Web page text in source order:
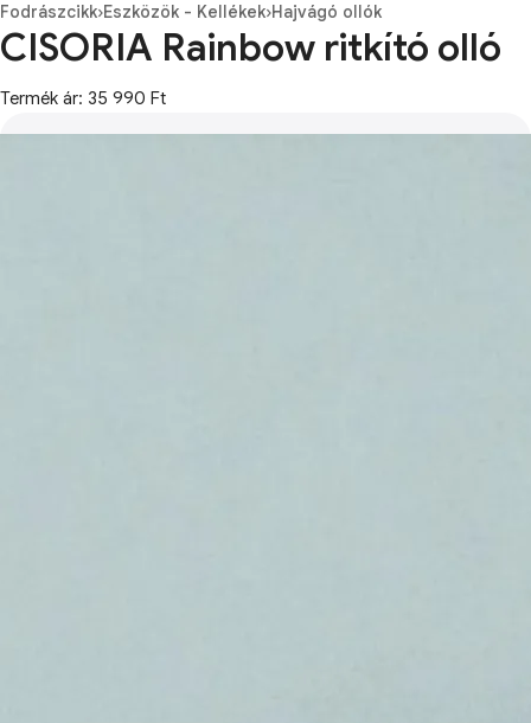
Fodrászcikk›Eszközök - Kellékek›Hajvágó ollók
CISORIA Rainbow ritkító olló
Termék ár: 35 990 Ft